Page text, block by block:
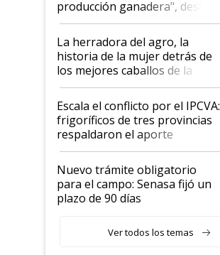
producción ganadera", destaca
la iniciativa que ya reúne a 46
establecimientos en Argentina
La herradora del agro, la
historia de la mujer detrás de
los mejores caballos de la
Argentina y los mitos que
todavía hacen sufrir a estos
animales: "Mientras me
descalificaban, yo seguí
haciendo currículum"
Escala el conflicto por el IPCVA:
frigoríficos de tres provincias
respaldaron el aporte
obligatorio
Nuevo trámite obligatorio
para el campo: Senasa fijó un
plazo de 90 días
Ver todos los temas